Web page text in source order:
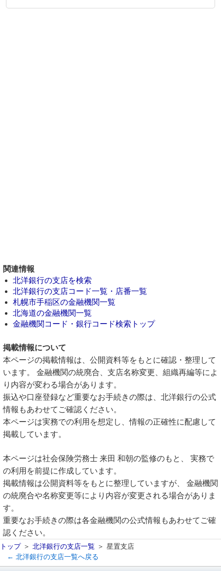
関連情報
北洋銀行の支店を検索
北洋銀行の支店コード一覧・店番一覧
札幌市手稲区の金融機関一覧
北海道の金融機関一覧
金融機関コード・銀行コード検索トップ
掲載情報について
本ページの掲載情報は、公開資料等をもとに確認・整理して
います。 金融機関の統廃合、支店名称変更、組織再編等によ
り内容が変わる場合があります。
振込や口座登録など重要なお手続きの際は、北洋銀行の公式
情報もあわせてご確認ください。
本ページは実務での利用を想定し、情報の正確性に配慮して
掲載しています。
本ページは社会保険労務士 来田 和朝の監修のもと、 実務で
の利用を前提に作成しています。
掲載情報は公開資料等をもとに整理していますが、 金融機関
の統廃合や名称変更等により内容が変更される場合がありま
す。
重要なお手続きの際は各金融機関の公式情報もあわせてご確
認ください。
トップ 北洋銀行の支店一覧
星置支店
← 北洋銀行の支店一覧へ戻る